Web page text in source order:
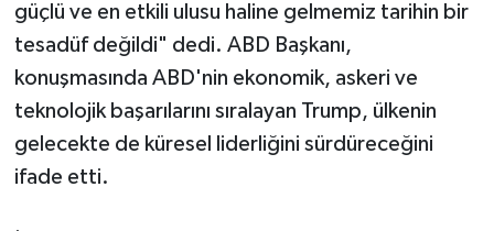
güçlü ve en etkili ulusu haline gelmemiz tarihin bir
tesadüf değildi" dedi. ABD Başkanı,
konuşmasında ABD'nin ekonomik, askeri ve
teknolojik başarılarını sıralayan Trump, ülkenin
gelecekte de küresel liderliğini sürdüreceğini
ifade etti.